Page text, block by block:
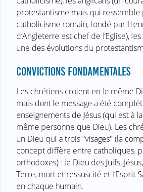
protestantisme mais qui ressemble
catholicisme romain, fondé par
d’Angleterre est chef de l’Eglise),
une des évolutions du
CONVICTIONS FONDAMENTALES
Les chrétiens croient en le même
mais dont le message a été
enseignements de Jésus (qui est à
même personne que Dieu). Les
un Dieu qui a trois "visages" (la
concept diffère entre catholiques,
orthodoxes) : le Dieu des Juifs,
Terre, mort et ressuscité et l’Esprit
en chaque humain.